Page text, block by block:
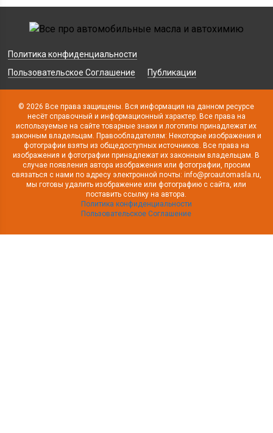
Политика конфиденциальности
Пользовательское Соглашение
Публикации
© 2026 Все права защищены. Вся информация на данном ресурсе
несёт справочный и информационный характер. Все права на
используемые на сайте товарные знаки и логотипы принадлежат их
законным владельцам. Правообладателям: Некоторые изображения и
фотографии взяты из общедоступных источников. Все права на
изображения и фотографии принадлежат их законным владельцам. В
случае появления автора изображения или фотографии, просим
связаться с нами по адресу электронной почты: info@proautomasla.ru,
мы готовы удалить изображение или фотографию с сайта, или
поставить ссылку на автора.
Политика конфиденциальности
Пользовательское Соглашение